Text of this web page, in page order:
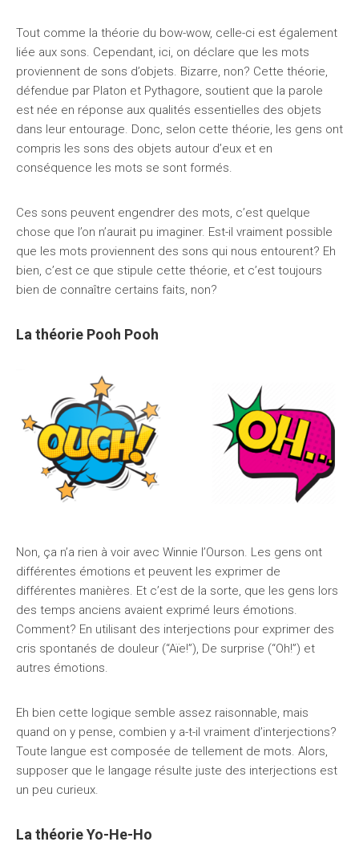
Tout comme la théorie du bow-wow, celle-ci est également
liée aux sons. Cependant, ici, on déclare que les mots
proviennent de sons d’objets. Bizarre, non? Cette théorie,
défendue par Platon et Pythagore, soutient que la parole
est née en réponse aux qualités essentielles des objets
dans leur entourage. Donc, selon cette théorie, les gens ont
compris les sons des objets autour d’eux et en
conséquence les mots se sont formés.
Ces sons peuvent engendrer des mots, c’est quelque
chose que l’on n’aurait pu imaginer. Est-il vraiment possible
que les mots proviennent des sons qui nous entourent? Eh
bien, c’est ce que stipule cette théorie, et c’est toujours
bien de connaître certains faits, non?
La théorie Pooh Pooh
Non, ça n’a rien à voir avec Winnie l’Ourson. Les gens ont
différentes émotions et peuvent les exprimer de
différentes manières. Et c’est de la sorte, que les gens lors
des temps anciens avaient exprimé leurs émotions.
Comment? En utilisant des interjections pour exprimer des
cris spontanés de douleur (“Aïe!”), De surprise (“Oh!”) et
autres émotions.
Eh bien cette logique semble assez raisonnable, mais
quand on y pense, combien y a-t-il vraiment d’interjections?
Toute langue est composée de tellement de mots. Alors,
supposer que le langage résulte juste des interjections est
un peu curieux.
La théorie Yo-He-Ho